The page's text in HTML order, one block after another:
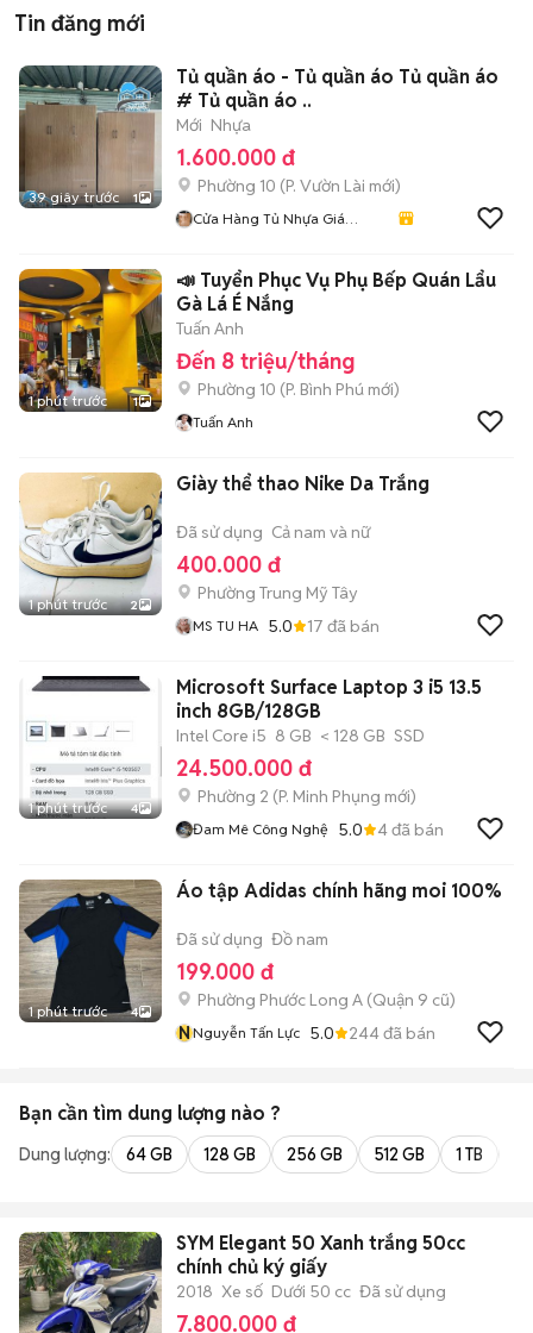
Tin đăng mới
39 giây trước 1
Tủ quần áo - Tủ quần áo Tủ quần áo
# Tủ quần áo ..
Mới Nhựa
1.600.000 đ
Phường 10 (P. Vườn Lài mới)
Cửa Hàng Tủ Nhựa Giá
1 phút trước 1
📣 Tuyển Phục Vụ Phụ Bếp Quán Lẩu
Gà Lá É Nắng
Tuấn Anh
Đến 8 triệu/tháng
Phường 10 (P. Bình Phú mới)
Tuấn Anh
1 phút trước 2
Giày thể thao Nike Da Trắng
Đã sử dụng Cả nam và nữ
400.000 đ
Phường Trung Mỹ Tây
MS TU HA 5.0 17 đã bán
1 phút trước 4
Microsoft Surface Laptop 3 i5 13.5
inch 8GB/128GB
Intel Core i5 8 GB < 128 GB SSD
24.500.000 đ
Phường 2 (P. Minh Phụng mới)
Đam Mê Công Nghệ 5.0 4đã bán
1 phút trước 4
Áo tập Adidas chính hãng moi 100%
Đã sử dụng Đồ nam
199.000 đ
Phường Phước Long A (Quận 9 cũ)
NNguyễn Tấn Lực 5.0 244đã bán
Bạn cần tìm dung lượng nào ?
Dung lượng: 64 GB 128 GB 256 GB 512 GB 1 TB
SYM Elegant 50 Xanh trắng 50cc
chính chủ ký giấy
2018 Xe số Dưới 50 cc Đã sử dụng
7.800.000 đ